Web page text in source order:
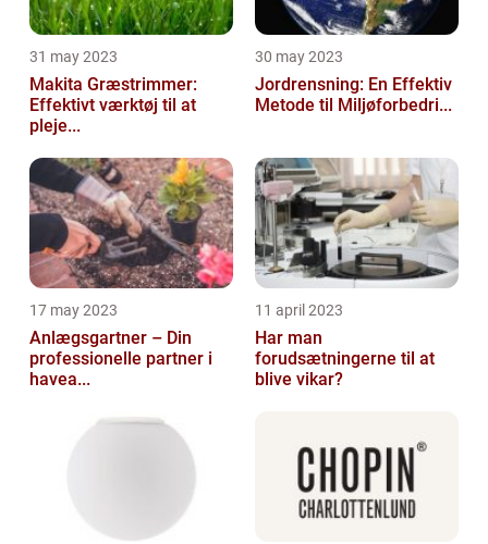
31 may 2023
Makita Græstrimmer:
Effektivt værktøj til at
pleje...
30 may 2023
Jordrensning: En Effektiv
Metode til Miljøforbedri...
17 may 2023
Anlægsgartner – Din
professionelle partner i
havea...
11 april 2023
Har man
forudsætningerne til at
blive vikar?